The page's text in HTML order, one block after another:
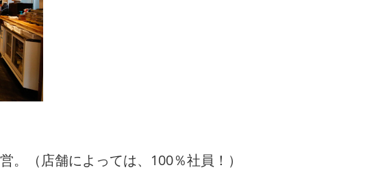
。（店舗によっては、100％社員！）